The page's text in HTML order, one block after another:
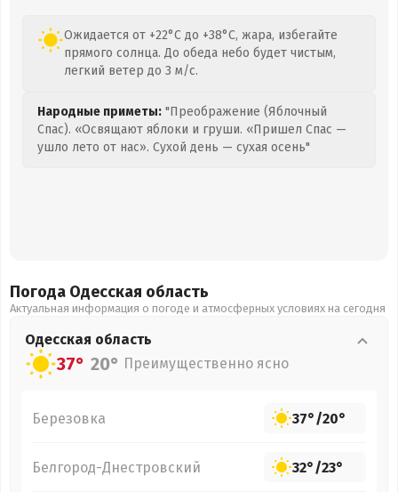
Ожидается от +22°C до +38°C, жара, избегайте
прямого солнца. До обеда небо будет чистым,
легкий ветер до 3 м/с.
Народные приметы: "Преображение (Яблочный
Спас). «Освящают яблоки и груши. «Пришел Спас —
ушло лето от нас». Сухой день — сухая осень"
Погода Одесская область
Актуальная информация о погоде и атмосферных условиях на сегодня
Одесская область
37° 20° Преимущественно ясно
Березовка 37°/20°
Белгород-Днестровский 32°/23°